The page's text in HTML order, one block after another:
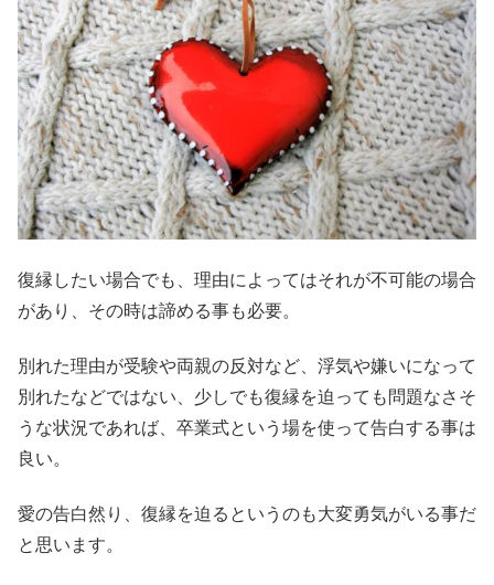
復縁したい場合でも、理由によってはそれが不可能の場合
があり、その時は諦める事も必要。
別れた理由が受験や両親の反対など、浮気や嫌いになって
別れたなどではない、少しでも復縁を迫っても問題なさそ
うな状況であれば、卒業式という場を使って告白する事は
良い。
愛の告白然り、復縁を迫るというのも大変勇気がいる事だ
と思います。